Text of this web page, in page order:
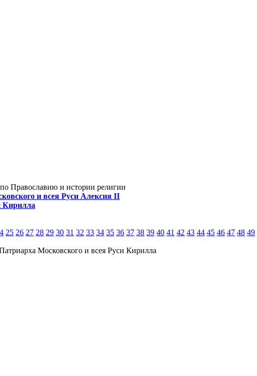
Православию и истории религии
и всея Руси Алексия II
Кирилла
25 26 27 28 29 30 31 32 33 34 35 36 37 38 39 40 41 42 43 44 45 46 47 48 49
Московского и всея Руси Кирилла